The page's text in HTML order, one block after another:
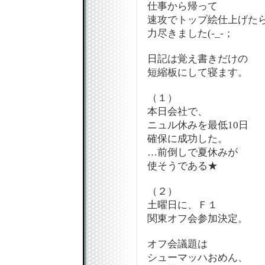
仕事から帰って
速攻でトップ絵仕上げた
力尽きました(-_-；
日記は覚え書きだけの
短縮板にして寝ます。
（１）
本日会社で、
ニュル休みを最低10日
確保に成功した。
…前倒しで夏休みが
使そうである★
（２）
土曜日に、Ｆ１
関東オフ会参加決定。
オフ会議題は
シューマッハおめん、